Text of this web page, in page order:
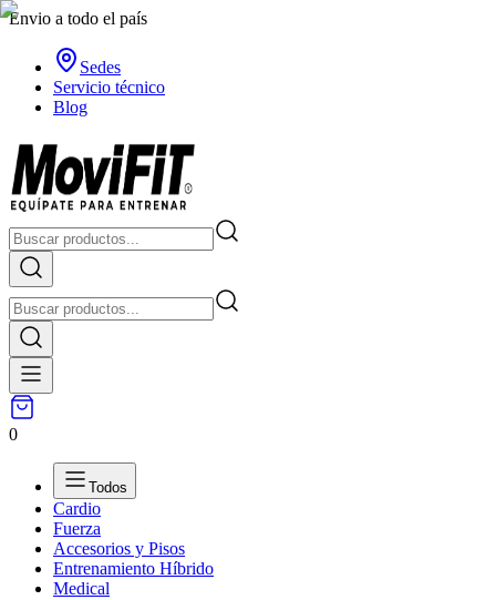
Envio a todo el país
Sedes
Servicio técnico
Blog
0
Todos
Cardio
Fuerza
Accesorios y Pisos
Entrenamiento Híbrido
Medical